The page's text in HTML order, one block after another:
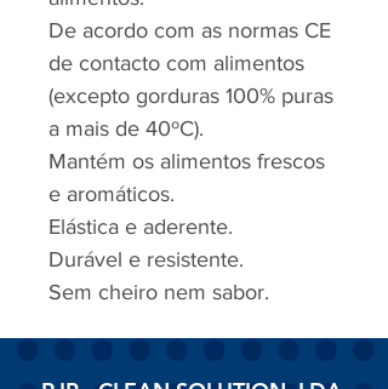
De acordo com as normas CE
de contacto com alimentos
(excepto gorduras 100% puras
a mais de 40ºC).
Mantém os alimentos frescos
e aromáticos.
Elástica e aderente.
Durável e resistente.
Sem cheiro nem sabor.